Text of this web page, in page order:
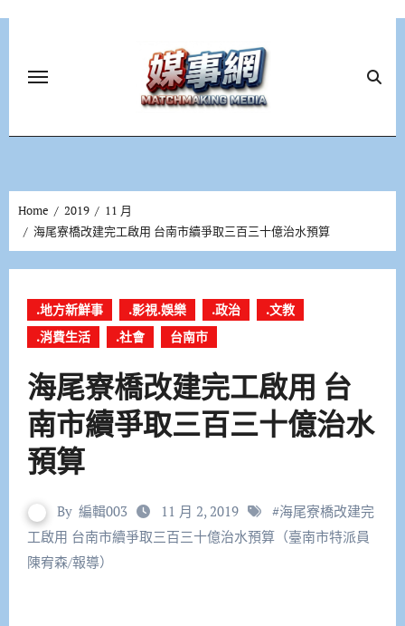
Home 2019
11 月
海尾寮橋改建完工啟用 台南市續爭取三百三十億治水預算
.地方新鮮事 .影視.娛樂 .政治
.文教
.消費生活
.社會 台南市
海尾寮橋改建完工啟用 台
南市續爭取三百三十億治水
預算
By 編輯003 11 月 2, 2019 #海尾寮橋改建完
工啟用 台南市續爭取三百三十億治水預算（臺南市特派員
陳宥森/報導）